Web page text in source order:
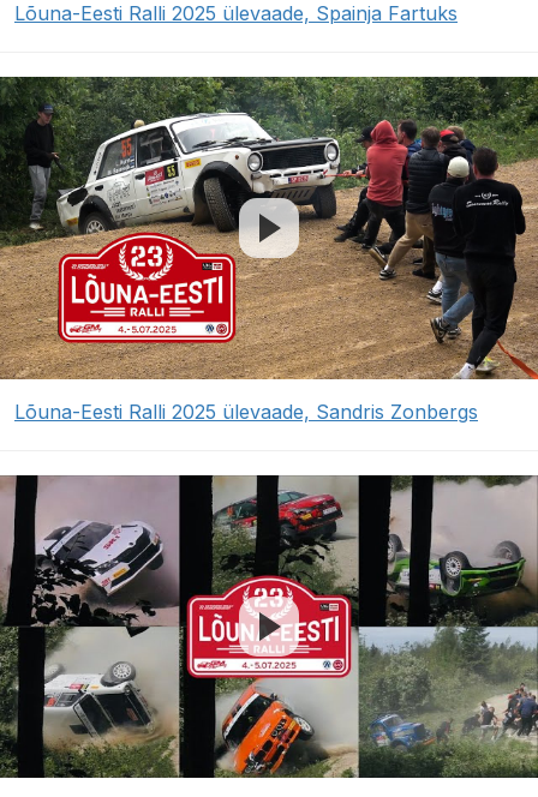
Lõuna-Eesti Ralli 2025 ülevaade, Spainja Fartuks
Lõuna-Eesti Ralli 2025 ülevaade, Sandris Zonbergs